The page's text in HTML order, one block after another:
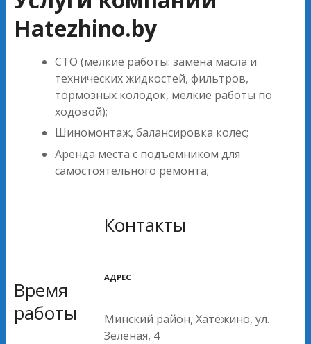
Hatezhino.by
СТО (мелкие работы: замена масла и
технических жидкостей, фильтров,
тормозных колодок, мелкие работы по
ходовой);
Шиномонтаж, балансировка колес;
Аренда места с подъемником для
самостоятельного ремонта;
Время
работы
Контакты
АДРЕС
Минский район, Хатежино, ул.
Зеленая, 4